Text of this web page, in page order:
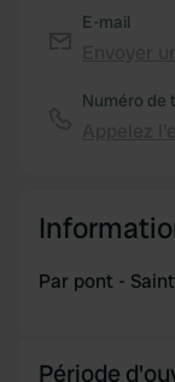
E-mail
Numéro de
Par pont -
Période